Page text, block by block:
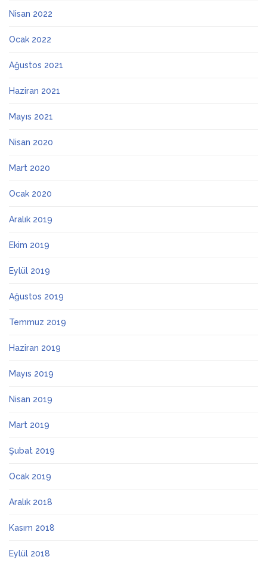
Nisan 2022
Ocak 2022
Ağustos 2021
Haziran 2021
Mayıs 2021
Nisan 2020
Mart 2020
Ocak 2020
Aralık 2019
Ekim 2019
Eylül 2019
Ağustos 2019
Temmuz 2019
Haziran 2019
Mayıs 2019
Nisan 2019
Mart 2019
Şubat 2019
Ocak 2019
Aralık 2018
Kasım 2018
Eylül 2018